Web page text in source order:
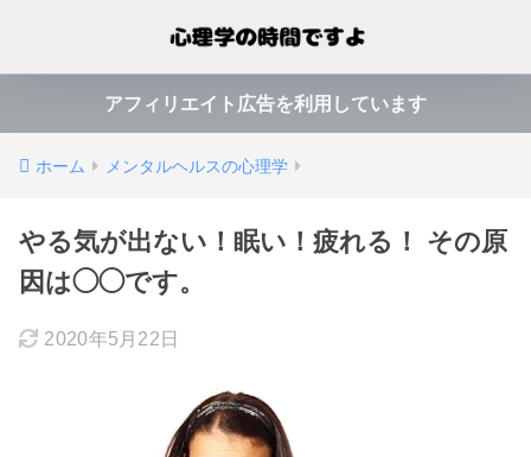
アフィリエイト広告を利用しています
ホーム メンタルヘルスの心理学
やる気が出ない！眠い！疲れる！ その原
因は◯◯です。
2020年5月22日